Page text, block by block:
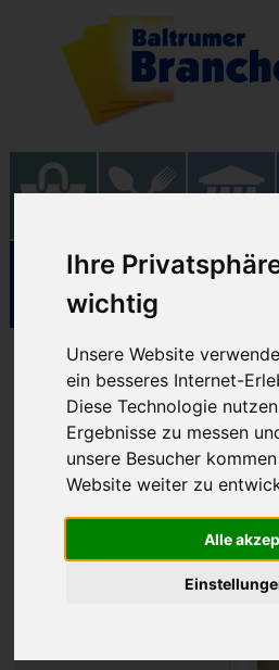
Ihre
wichtig
Unsere Website
ein besseres Internet-
Diese Technologie
Ergebnisse zu messen
unsere Besucher
Website weiter zu
Alle
Es werden